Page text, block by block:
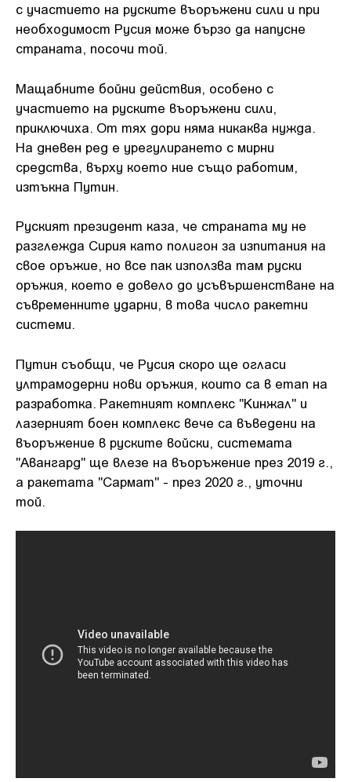
с участието на руските въоръжени сили и при
необходимост Русия може бързо да напусне
страната, посочи той.
Мащабните бойни действия, особено с
участието на руските въоръжени сили,
приключиха. От тях дори няма никаква нужда.
На дневен ред е урегулирането с мирни
средства, върху което ние също работим,
изтъкна Путин.
Руският президент каза, че страната му не
разглежда Сирия като полигон за изпитания на
свое оръжие, но все пак използва там руски
оръжия, което е довело до усъвършенстване на
съвременните ударни, в това число ракетни
системи.
Путин съобщи, че Русия скоро ще огласи
ултрамодерни нови оръжия, които са в етап на
разработка. Ракетният комплекс "Кинжал" и
лазерният боен комплекс вече са въведени на
въоръжение в руските войски, системата
"Авангард" ще влезе на въоръжение през 2019 г.,
а ракетата "Сармат" - през 2020 г., уточни
той.